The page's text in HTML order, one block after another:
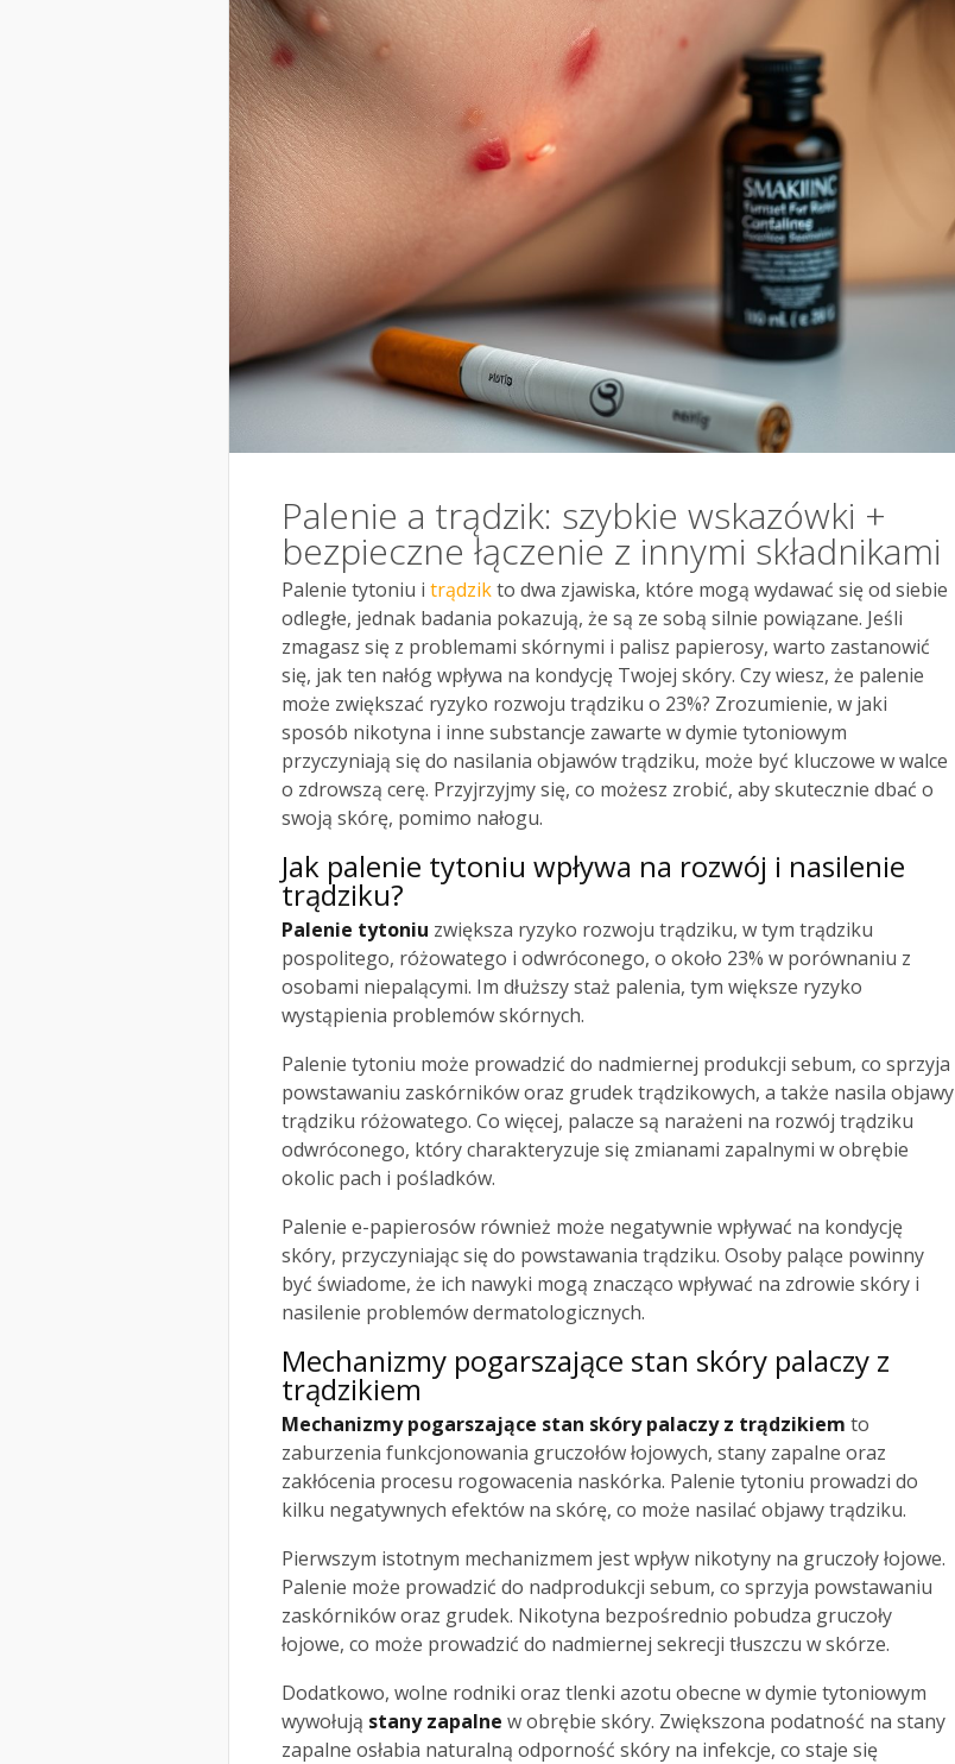
Palenie a trądzik: szybkie wskazówki +
bezpieczne łączenie z innymi składnikami
Palenie tytoniu i trądzikto dwa zjawiska, które mogą wydawać się od siebie
odległe, jednak badania pokazują, że są ze sobą silnie powiązane. Jeśli
zmagasz się z problemami skórnymi i palisz papierosy, warto zastanowić
się, jak ten nałóg wpływa na kondycję Twojej skóry. Czy wiesz, że palenie
może zwiększać ryzyko rozwoju trądziku o 23%? Zrozumienie, w jaki
sposób nikotyna i inne substancje zawarte w dymie tytoniowym
przyczyniają się do nasilania objawów trądziku, może być kluczowe w walce
o zdrowszą cerę. Przyjrzyjmy się, co możesz zrobić, aby skutecznie dbać o
swoją skórę, pomimo nałogu.
Jak palenie tytoniu wpływa na rozwój i nasilenie
trądziku?
Palenie tytoniu zwiększa ryzyko rozwoju trądziku, w tym trądziku
pospolitego, różowatego i odwróconego, o około 23% w porównaniu z
osobami niepalącymi. Im dłuższy staż palenia, tym większe ryzyko
wystąpienia problemów skórnych.
Palenie tytoniu może prowadzić do nadmiernej produkcji sebum, co sprzyja
powstawaniu zaskórników oraz grudek trądzikowych, a także nasila objawy
trądziku różowatego. Co więcej, palacze są narażeni na rozwój trądziku
odwróconego, który charakteryzuje się zmianami zapalnymi w obrębie
okolic pach i pośladków.
Palenie e-papierosów również może negatywnie wpływać na kondycję
skóry, przyczyniając się do powstawania trądziku. Osoby palące powinny
być świadome, że ich nawyki mogą znacząco wpływać na zdrowie skóry i
nasilenie problemów dermatologicznych.
Mechanizmy pogarszające stan skóry palaczy z
trądzikiem
Mechanizmy pogarszające stan skóry palaczy z trądzikiem to
zaburzenia funkcjonowania gruczołów łojowych, stany zapalne oraz
zakłócenia procesu rogowacenia naskórka. Palenie tytoniu prowadzi do
kilku negatywnych efektów na skórę, co może nasilać objawy trądziku.
Pierwszym istotnym mechanizmem jest wpływ nikotyny na gruczoły łojowe.
Palenie może prowadzić do nadprodukcji sebum, co sprzyja powstawaniu
zaskórników oraz grudek. Nikotyna bezpośrednio pobudza gruczoły
łojowe, co może prowadzić do nadmiernej sekrecji tłuszczu w skórze.
Dodatkowo, wolne rodniki oraz tlenki azotu obecne w dymie tytoniowym
wywołują stany zapalne w obrębie skóry. Zwiększona podatność na stany
zapalne osłabia naturalną odporność skóry na infekcje, co staje się